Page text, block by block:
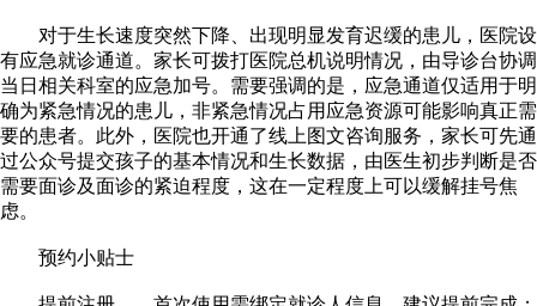
对于生长速度突然下降、出现明显发育迟缓的患儿，医院设
有应急就诊通道。家长可拨打医院总机说明情况，由导诊台协调
当日相关科室的应急加号。需要强调的是，应急通道仅适用于明
确为紧急情况的患儿，非紧急情况占用应急资源可能影响真正需
要的患者。此外，医院也开通了线上图文咨询服务，家长可先通
过公众号提交孩子的基本情况和生长数据，由医生初步判断是否
需要面诊及面诊的紧迫程度，这在一定程度上可以缓解挂号焦
虑。
预约小贴士